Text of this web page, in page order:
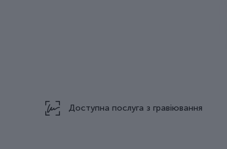
Доступна послуга з гравіювання